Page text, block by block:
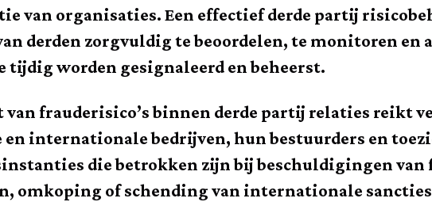
van organisaties. Een effectief derde partij
derden zorgvuldig te beoordelen, te monitoren en
tijdig worden gesignaleerd en beheerst.
van frauderisico’s binnen derde partij relaties reikt
en internationale bedrijven, hun bestuurders en
die betrokken zijn bij beschuldigingen
omkoping of schending van internationale